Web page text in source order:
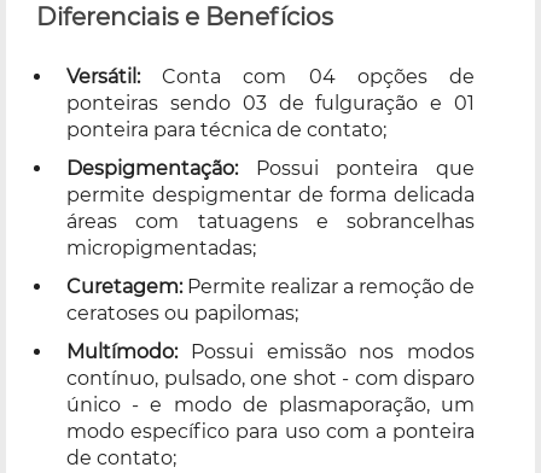
Diferenciais e Benefícios
Versátil:Conta com 04 opções de
ponteiras sendo 03 de fulguração e 01
ponteira para técnica de contato;
Despigmentação:Possui ponteira que
permite despigmentar de forma delicada
áreas com tatuagens e sobrancelhas
micropigmentadas;
Curetagem:Permite realizar a remoção de
ceratoses ou papilomas;
Multímodo:Possui emissão nos modos
contínuo, pulsado, one shot - com disparo
único - e modo de plasmaporação, um
modo específico para uso com a ponteira
de contato;